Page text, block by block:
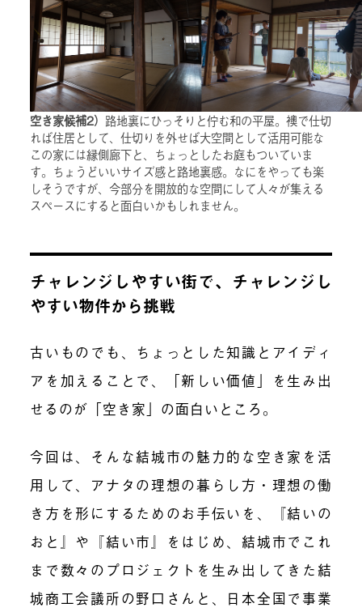
空き家候補2） 路地裏にひっそりと佇む和の平屋。襖で仕切
れば住居として、仕切りを外せば大空間として活用可能な
この家には縁側廊下と、ちょっとしたお庭もついていま
す。ちょうどいいサイズ感と路地裏感。なにをやっても楽
しそうですが、今部分を開放的な空間にして人々が集える
スペースにすると面白いかもしれません。
チャレンジしやすい街で、チャレンジし
やすい物件から挑戦
古いものでも、ちょっとした知識とアイディ
アを加えることで、「新しい価値」を生み出
せるのが「空き家」の面白いところ。
今回は、そんな結城市の魅力的な空き家を活
用して、アナタの理想の暮らし方・理想の働
き方を形にするためのお手伝いを、『結いの
おと』や『結い市』をはじめ、結城市でこれ
まで数々のプロジェクトを生み出してきた結
城商工会議所の野口さんと、日本全国で事業